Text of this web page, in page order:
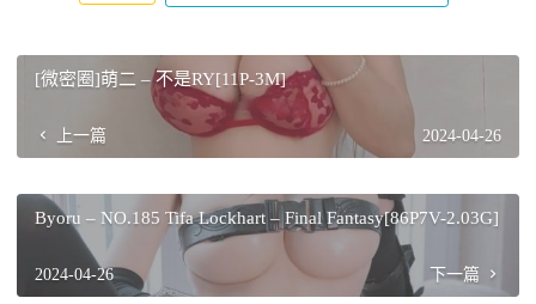
[微密圈]萌二 – 不是RY[11P-3M]
上一篇 2024-04-26
Byoru – NO.185 Tifa Lockhart – Final Fantasy[86P7V-2.03G]
2024-04-26 下一篇